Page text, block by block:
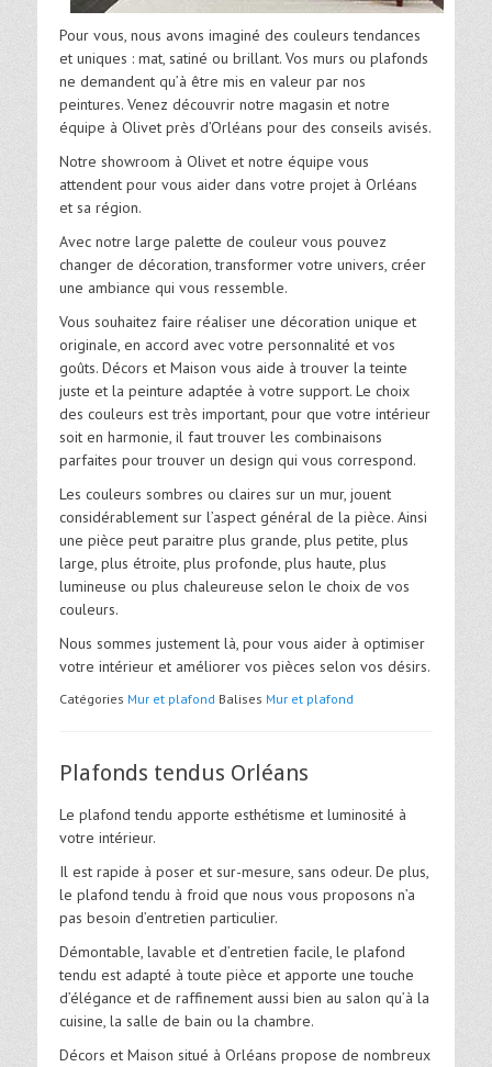
Pour vous, nous avons imaginé des couleurs tendances
et uniques : mat, satiné ou brillant. Vos murs ou plafonds
ne demandent qu’à être mis en valeur par nos
peintures. Venez découvrir notre magasin et notre
équipe à Olivet près d’Orléans pour des conseils avisés.
Notre showroom à Olivet et notre équipe vous
attendent pour vous aider dans votre projet à Orléans
et sa région.
Avec notre large palette de couleur vous pouvez
changer de décoration, transformer votre univers, créer
une ambiance qui vous ressemble.
Vous souhaitez faire réaliser une décoration unique et
originale, en accord avec votre personnalité et vos
goûts. Décors et Maison vous aide à trouver la teinte
juste et la peinture adaptée à votre support. Le choix
des couleurs est très important, pour que votre intérieur
soit en harmonie, il faut trouver les combinaisons
parfaites pour trouver un design qui vous correspond.
Les couleurs sombres ou claires sur un mur, jouent
considérablement sur l’aspect général de la pièce. Ainsi
une pièce peut paraitre plus grande, plus petite, plus
large, plus étroite, plus profonde, plus haute, plus
lumineuse ou plus chaleureuse selon le choix de vos
couleurs.
Nous sommes justement là, pour vous aider à optimiser
votre intérieur et améliorer vos pièces selon vos désirs.
Catégories Mur et plafond Balises Mur et plafond
Plafonds tendus Orléans
Le plafond tendu apporte esthétisme et luminosité à
votre intérieur.
Il est rapide à poser et sur-mesure, sans odeur. De plus,
le plafond tendu à froid que nous vous proposons n’a
pas besoin d’entretien particulier.
Démontable, lavable et d’entretien facile, le plafond
tendu est adapté à toute pièce et apporte une touche
d’élégance et de raffinement aussi bien au salon qu’à la
cuisine, la salle de bain ou la chambre.
Décors et Maison situé à Orléans propose de nombreux